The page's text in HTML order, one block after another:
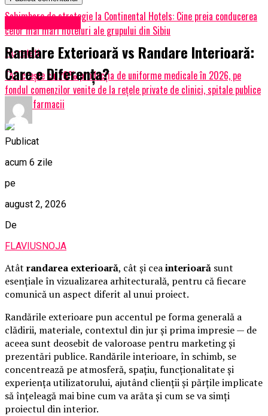
Schimbare de strategie la Continental Hotels: Cine preia conducerea
celor mai mari hoteluri ale grupului din Sibiu
Nu ratati
TAG crește cu 20% producția de uniforme medicale în 2026, pe
fondul comenzilor venite de la rețele private de clinici, spitale publice
mari și farmacii
Randare Exterioară vs Randare Interioară:
Care e Diferența?
Publicat
acum 6 zile
pe
august 2, 2026
De
FLAVIUSNOJA
Atât randarea exterioară, cât și ceainterioară sunt
esențiale în vizualizarea arhitecturală, pentru că fiecare
comunică un aspect diferit al unui proiect.
Randările exterioare pun accentul pe forma generală a
clădirii, materiale, contextul din jur și prima impresie — de
aceea sunt deosebit de valoroase pentru marketing și
prezentări publice. Randările interioare, în schimb, se
concentrează pe atmosferă, spațiu, funcționalitate și
experiența utilizatorului, ajutând clienții și părțile implicate
să înțeleagă mai bine cum va arăta și cum se va simți
proiectul din interior.